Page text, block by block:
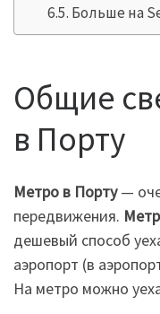
Больше на
Общие
в Порту
Метро в Порту—
передвижения.
дешевый способ
аэропорт (в
На метро можно